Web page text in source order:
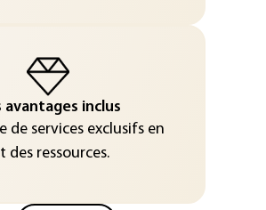
avantages inclus
de services exclusifs en
des ressources.